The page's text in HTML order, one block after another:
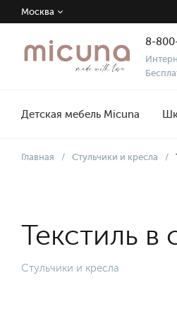
Москва
8-
Детская мебель Micuna
Главная / Стульчики и кресла /
Стульчики и кресла
Текстиль в